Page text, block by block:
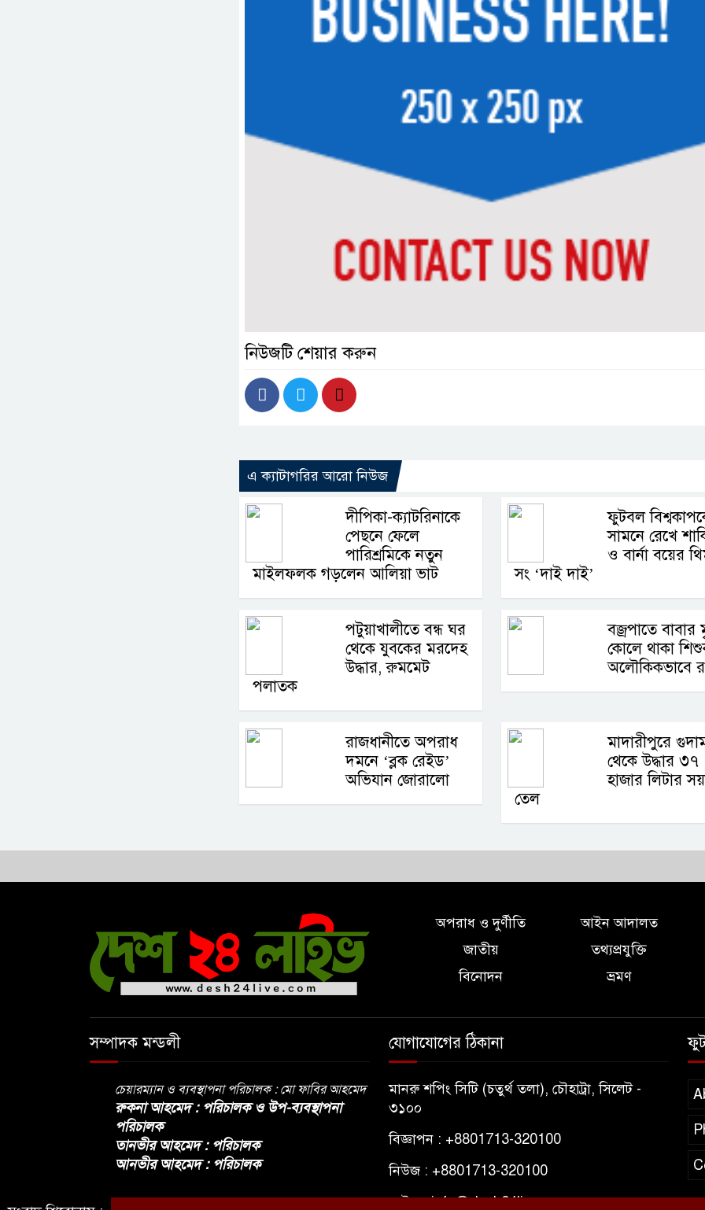
নিউজটি শেয়ার করুন
এ ক্যাটাগরির আরো নিউজ
দীপিকা-ক্যাটরিনাকে
পেছনে ফেলে
পারিশ্রমিকে নতুন
মাইলফলক গড়লেন আলিয়া ভাট
ফুটবল
সামনে রেখে
ও বার্না বয়ের
সং ‘দাই দাই’
পটুয়াখালীতে বন্ধ ঘর
থেকে যুবকের মরদেহ
উদ্ধার, রুমমেট
পলাতক
বজ্রপাতে বাবার
কোলে থাকা
অলৌকিকভাবে
রাজধানীতে অপরাধ
দমনে ‘ব্লক রেইড’
অভিযান জোরালো
মাদারীপুরে
থেকে উদ্ধার ৩৭
হাজার লিটার
তেল
অপরাধ ও দুর্ণীতি আইন আদালত
জাতীয়
তথ্যপ্রযুক্তি
বিনোদন
ভ্রমণ
সম্পাদক মন্ডলী
চেয়ারম্যান ও ব্যবস্থাপনা পরিচালক : মো ফাবির আহমেদ
রুকনা আহমেদ : পরিচালক ও উপ-ব্যবস্থাপনা
পরিচালক
তানভীর আহমেদ : পরিচালক
আনভীর আহমেদ : পরিচালক
যোগাযোগের ঠিকানা
মানরু শপিং সিটি (চতুর্থ তলা), চৌহাট্রা, সিলেট -
৩১০০
বিজ্ঞাপন : +8801713-320100
নিউজ : +8801713-320100
মেইল : info@desh24live.com